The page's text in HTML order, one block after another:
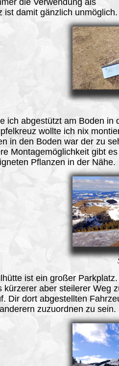
die Verwendung als
ist damit gänzlich unmöglich.
ich abgestützt am Boden in
wollte ich nix
in den Boden war der zu
Montagemöglichkeit gibt
Pflanzen in der Nähe.
ist ein großer
kürzerer aber steilerer Weg
Dir dort abgestellten
zuzuordnen zu sein.